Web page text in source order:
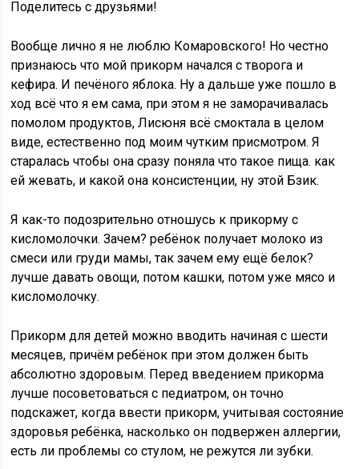
Поделитесь с друзьями!
​Вообще лично я не люблю Комаровского! Но честно
признаюсь что мой прикорм начался с творога и
кефира. И печёного яблока. Ну а дальше уже пошло в
ход всё что я ем сама, при этом я не заморачивалась
помолом продуктов, Лисюня всё смоктала в целом
виде, естественно под моим чутким присмотром. Я
старалась чтобы она сразу поняла что такое пища. как
ей жевать, и какой она консистенции, ну этой Бзик.
​Я как-то подозрительно отношусь к прикорму с
кисломолочки. Зачем? ребёнок получает молоко из
смеси или груди мамы, так зачем ему ещё белок?
лучше давать овощи, потом кашки, потом уже мясо и
кисломолочку.
Прикорм для детей можно вводить начиная с шести
месяцев, причём ребёнок при этом должен быть
абсолютно здоровым. Перед введением прикорма
лучше посоветоваться с педиатром, он точно
подскажет, когда ввести прикорм, учитывая состояние
здоровья ребёнка, насколько он подвержен аллергии,
есть ли проблемы со стулом, не режутся ли зубки.